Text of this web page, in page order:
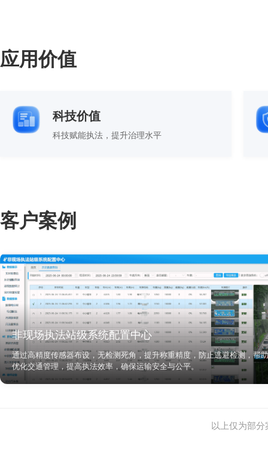
应用价值
科技价值
科技赋能执法，提升治理水平
客户案例
非现场执法站级系统配置中心
通过高精度传感器布设，无检测死角，提升称重精度，防止逃避检测，帮
优化交通管理，提高执法效率，确保运输安全与公平。
以上仅为部